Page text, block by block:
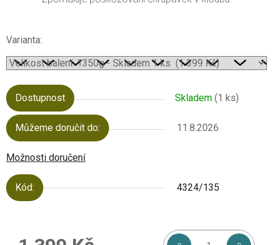
Varianta:
Dostupnost Skladem (1 ks)
Můžeme doručit do: 11.8.2026
Možnosti doručení
Kód: 4324/135